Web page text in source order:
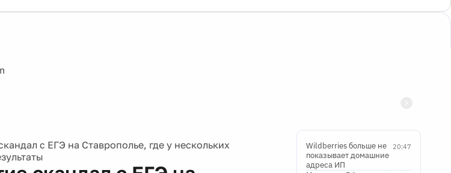
с ЕГЭ на Ставрополье, где у нескольких
20:47
Wildberries больше не
показывает домашние
адреса ИП